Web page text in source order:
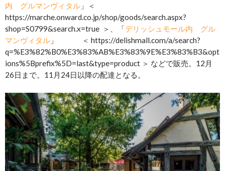
内 グルマンヴィタル 」＜
https://marche.onward.co.jp/shop/goods/search.aspx?
shop=S0799&search.x=true ＞、「デリッシュモール内 グル
マンヴィタル 」 ＜ https://delishmall.com/a/search?
q=%E3%82%B0%E3%83%AB%E3%83%9E%E3%83%B3&opt
ions%5Bprefix%5D=last&type=product ＞ などで販売。12月
26日まで。11月24日以降の配達となる。